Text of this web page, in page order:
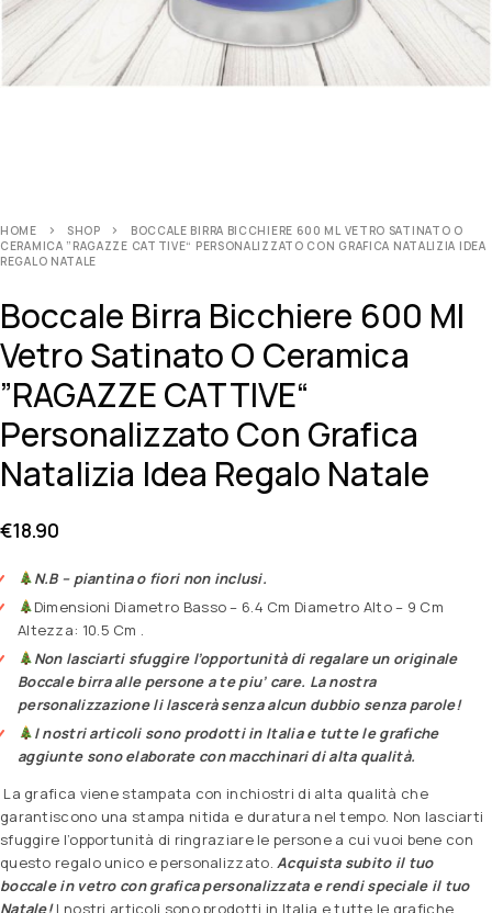
HOME SHOP
BOCCALE BIRRA BICCHIERE 600 ML VETRO SATINATO O
CERAMICA ”RAGAZZE CATTIVE“ PERSONALIZZATO CON GRAFICA NATALIZIA IDEA
REGALO NATALE
Boccale Birra Bicchiere 600 Ml
Vetro Satinato O Ceramica
”RAGAZZE CATTIVE“
Personalizzato Con Grafica
Natalizia Idea Regalo Natale
€18.90
N.B – piantina o fiori non inclusi.
Dimensioni Diametro Basso – 6.4 Cm Diametro Alto – 9 Cm
Altezza: 10.5 Cm .
Non lasciarti sfuggire l’opportunità di regalare un originale
Boccale birra alle persone a te piu’ care. La nostra
personalizzazione li lascerà senza alcun dubbio senza parole!
I nostri articoli sono prodotti in Italia e tutte le grafiche
aggiunte sono elaborate con macchinari di alta qualità.
La grafica viene stampata con inchiostri di alta qualità che
garantiscono una stampa nitida e duratura nel tempo. Non lasciarti
sfuggire l’opportunità di ringraziare le persone a cui vuoi bene con
questo regalo unico e personalizzato.Acquista subito il tuo
boccale in vetro con grafica personalizzata e rendi speciale il tuo
Natale! I nostri articoli sono prodotti in Italia e tutte le grafiche